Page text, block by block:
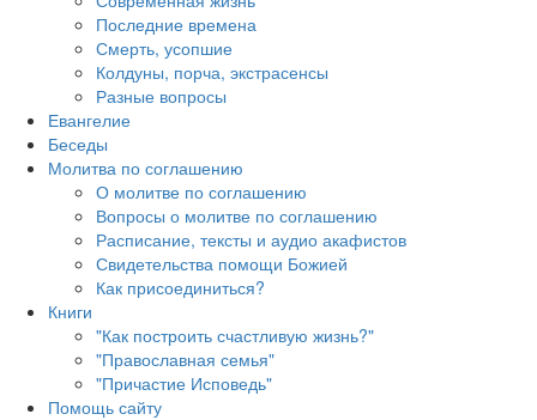
Последние времена
Смерть, усопшие
Колдуны, порча, экстрасенсы
Разные вопросы
Евангелие
Беседы
Молитва по соглашению
О молитве по соглашению
Вопросы о молитве по соглашению
Расписание, тексты и аудио акафистов
Свидетельства помощи Божией
Как присоединиться?
Книги
"Как построить счастливую жизнь?"
"Православная семья"
"Причастие Исповедь"
Помощь сайту